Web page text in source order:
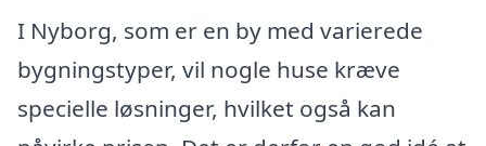
I Nyborg, som er en by med varierede
bygningstyper, vil nogle huse kræve
specielle løsninger, hvilket også kan